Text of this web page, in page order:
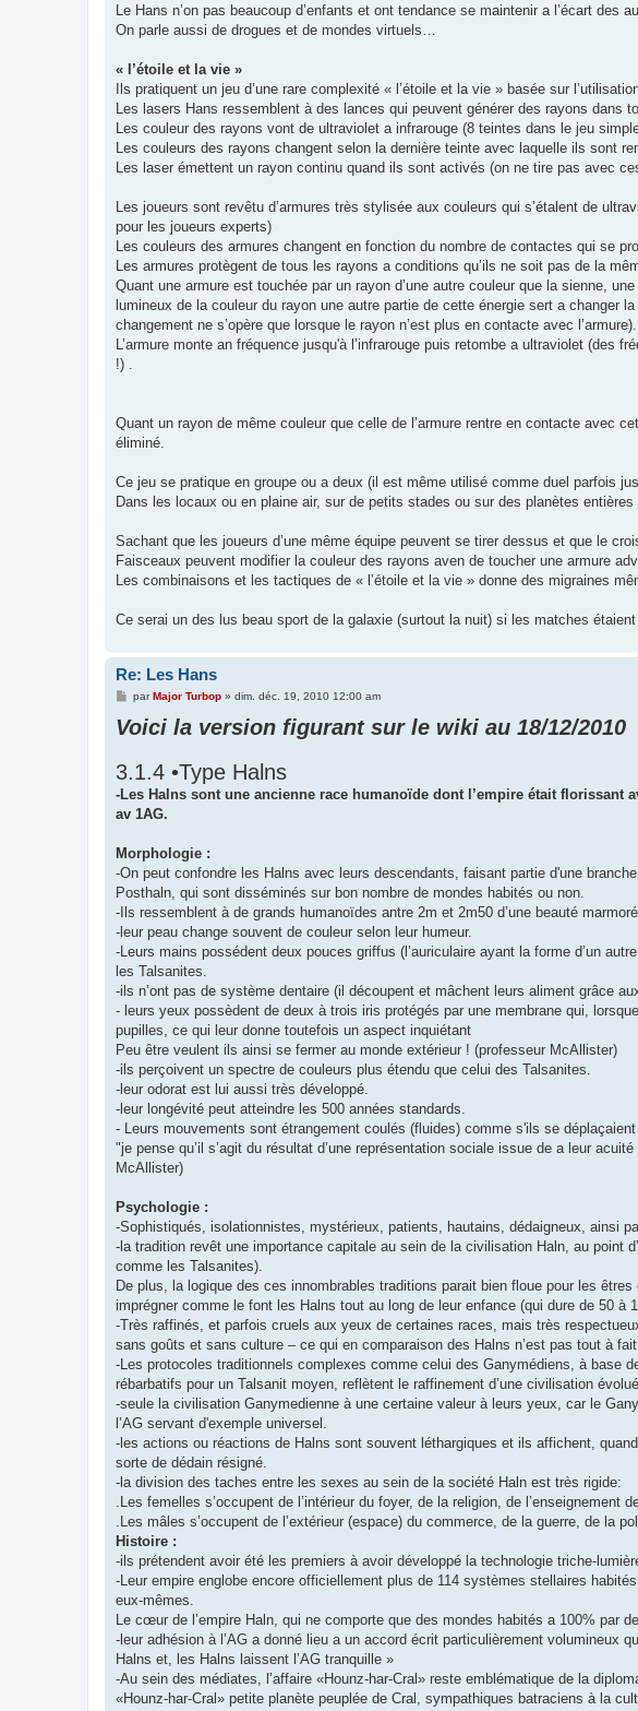
Le Hans n’on pas beaucoup d’enfants et ont tendance se maintenir a l’écart des
On parle aussi de drogues et de mondes virtuels…
« l’étoile et la vie »
Ils pratiquent un jeu d’une rare complexité « l’étoile et la vie » basée sur
Les lasers Hans ressemblent à des lances qui peuvent générer des rayons dans
Les couleur des rayons vont de ultraviolet a infrarouge (8 teintes dans le jeu
Les couleurs des rayons changent selon la dernière teinte avec laquelle ils sont
Les laser émettent un rayon continu quand ils sont activés (on ne tire pas avec
Les joueurs sont revêtu d’armures très stylisée aux couleurs qui s’étalent de
pour les joueurs experts)
Les couleurs des armures changent en fonction du nombre de contactes qui se
Les armures protègent de tous les rayons a conditions qu’ils ne soit pas de la
Quant une armure est touchée par un rayon d’une autre couleur que la sienne,
lumineux de la couleur du rayon une autre partie de cette énergie sert a changer
changement ne s’opère que lorsque le rayon n’est plus en contacte avec l’armure).
L’armure monte an fréquence jusqu'à l’infrarouge puis retombe a ultraviolet (des
!) .
Quant un rayon de même couleur que celle de l’armure rentre en contacte avec
éliminé.
Ce jeu se pratique en groupe ou a deux (il est même utilisé comme duel parfois
Dans les locaux ou en plaine air, sur de petits stades ou sur des planètes entières
Sachant que les joueurs d’une même équipe peuvent se tirer dessus et que le
Faisceaux peuvent modifier la couleur des rayons aven de toucher une armure
Les combinaisons et les tactiques de « l’étoile et la vie » donne des migraines
Ce serai un des lus beau sport de la galaxie (surtout la nuit) si les matches
Re: Les Hans
M
s
s
parMajor Turbop» dim. déc. 19, 2010 12:00 am
Voici la version figurant sur le wiki au 18/12/2010
3.1.4 •Type Halns
-Les Halns sont une ancienne race humanoïde dont l’empire était florissant
av 1AG.
Morphologie :
-On peut confondre les Halns avec leurs descendants, faisant partie d'une
Posthaln, qui sont disséminés sur bon nombre de mondes habités ou non.
-Ils ressemblent à de grands humanoïdes antre 2m et 2m50 d’une beauté
-leur peau change souvent de couleur selon leur humeur.
-Leurs mains possédent deux pouces griffus (l’auriculaire ayant la forme d’un
les Talsanites.
-ils n’ont pas de système dentaire (il découpent et mâchent leurs aliment grâce
- leurs yeux possèdent de deux à trois iris protégés par une membrane qui,
pupilles, ce qui leur donne toutefois un aspect inquiétant
Peu être veulent ils ainsi se fermer au monde extérieur ! (professeur McAllister)
-ils perçoivent un spectre de couleurs plus étendu que celui des Talsanites.
-leur odorat est lui aussi très développé.
-leur longévité peut atteindre les 500 années standards.
- Leurs mouvements sont étrangement coulés (fluides) comme s'ils se
"je pense qu’il s’agit du résultat d’une représentation sociale issue de a leur
McAllister)
Psychologie :
-Sophistiqués, isolationnistes, mystérieux, patients, hautains, dédaigneux, ainsi
-la tradition revêt une importance capitale au sein de la civilisation Haln, au point
comme les Talsanites).
De plus, la logique des ces innombrables traditions parait bien floue pour les
imprégner comme le font les Halns tout au long de leur enfance (qui dure de 50 à
-Très raffinés, et parfois cruels aux yeux de certaines races, mais très
sans goûts et sans culture – ce qui en comparaison des Halns n’est pas tout à
-Les protocoles traditionnels complexes comme celui des Ganymédiens, à base
rébarbatifs pour un Talsanit moyen, reflètent le raffinement d’une civilisation
-seule la civilisation Ganymedienne à une certaine valeur à leurs yeux, car le
l’AG servant d'exemple universel.
-les actions ou réactions de Halns sont souvent léthargiques et ils affichent,
sorte de dédain résigné.
-la division des taches entre les sexes au sein de la société Haln est très rigide:
.Les femelles s’occupent de l’intérieur du foyer, de la religion, de l’enseignement
.Les mâles s’occupent de l’extérieur (espace) du commerce, de la guerre, de la
Histoire :
-ils prétendent avoir été les premiers à avoir développé la technologie triche-
-Leur empire englobe encore officiellement plus de 114 systèmes stellaires
eux-mêmes.
Le cœur de l’empire Haln, qui ne comporte que des mondes habités a 100% par
-leur adhésion à l’AG a donné lieu a un accord écrit particulièrement volumineux
Halns et, les Halns laissent l’AG tranquille »
-Au sein des médiates, l’affaire «Hounz-har-Cral» reste emblématique de la
«Hounz-har-Cral» petite planète peuplée de Cral, sympathiques batraciens à la